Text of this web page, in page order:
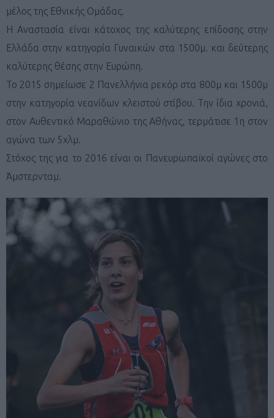
μέλος της Εθνικής Ομάδας.
Η Αναστασία είναι κάτοχος της καλύτερης επίδοσης στην
Ελλάδα στην κατηγορία Γυναικών στα 1500μ. και δεύτερης
καλύτερης θέσης στην Ευρώπη.
Το 2015 σημείωσε 2 Πανελλήνια ρεκόρ στα 800μ και 1500μ
στην κατηγορία νεανίδων κλειστού στίβου. Την ίδια χρονιά,
στον Αυθεντικό Μαραθώνιο της Αθήνας, τερμάτισε 1η στον
αγώνα των 5χλμ.
Στόχος της για το 2016 είναι οι Πανευρωπαϊκοί αγώνες στο
Άμστερνταμ.